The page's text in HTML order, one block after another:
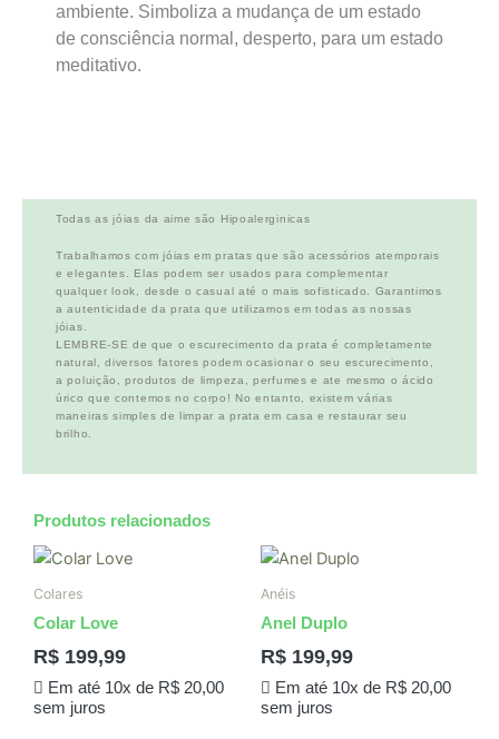
ambiente. Simboliza a mudança de um estado
de consciência normal, desperto, para um estado
meditativo.
Todas as jóias da aime são Hipoalerginicas
Trabalhamos com jóias em pratas que são acessórios atemporais
e elegantes. Elas podem ser usados para complementar
qualquer look, desde o casual até o mais sofisticado. Garantimos
a autenticidade da prata que utilizamos em todas as nossas
jóias.
LEMBRE-SE de que o escurecimento da prata é completamente
natural, diversos fatores podem ocasionar o seu escurecimento,
a poluição, produtos de limpeza, perfumes e ate mesmo o ácido
úrico que contemos no corpo! No entanto, existem várias
maneiras simples de limpar a prata em casa e restaurar seu
brilho.
Produtos relacionados
Colares
Colar Love
R$ 199,99
Em até 10x de R$20,00
sem juros
Anéis
Anel Duplo
R$ 199,99
Em até 10x de R$20,00
sem juros